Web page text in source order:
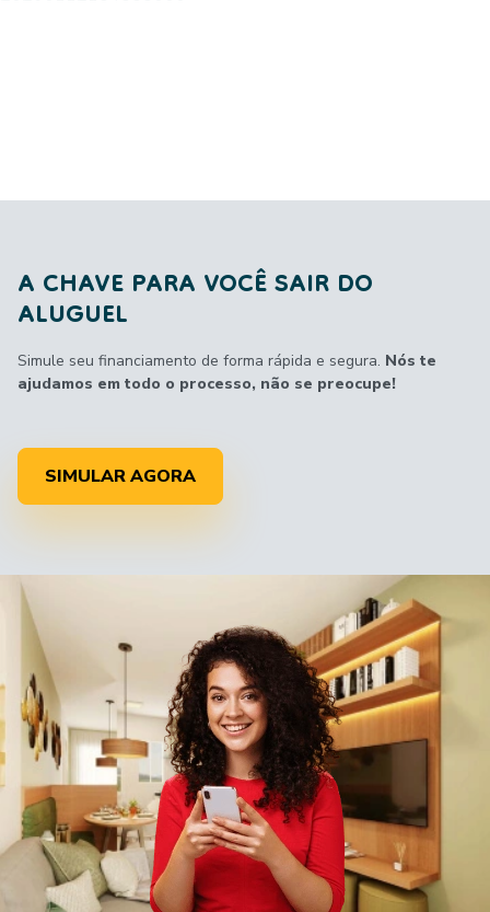
A CHAVE PARA VOCÊ SAIR DO
ALUGUEL
Simule seu financiamento de forma rápida e segura. Nós te
ajudamos em todo o processo, não se preocupe!
SIMULAR AGORA